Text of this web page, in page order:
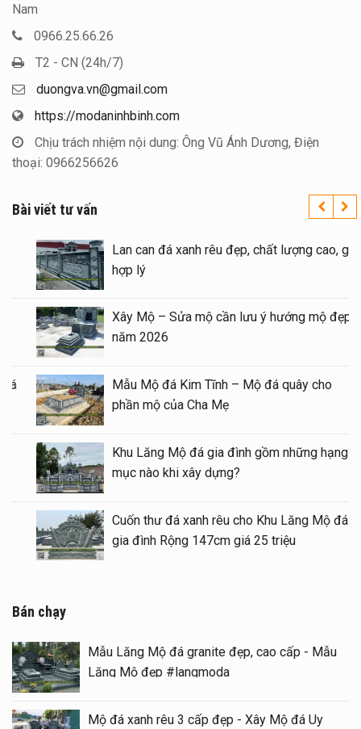
Nam
0966.25.66.26
T2 - CN (24h/7)
duongva.vn@gmail.com
https://modaninhbinh.com
Chịu trách nhiệm nội dung: Ông Vũ Ánh Dương, Điện
thoại: 0966256626
Bài viết tư vấn
giá xây Mộ đá đôi 1 mái đẹp tại Ninh
cuối năm 2026
nghiệm xây Mộ – sửa Mộ bằng Mẫu
đá đẹp, chất lượng
Lăng thờ đá 1 mái đẹp – Long đình đá
Lầu thờ đá (Gian thờ đá) tại khu Lăng
gia tộc
granite đẹp – hiện đại tại Ninh Bình
Lan
Xây
Khu
Bán chạy
Mẫu Lăng Mộ đá granite đẹp, cao cấp - Mẫu
Lăng Mộ đẹp #langmoda
Mộ đá xanh rêu 3 cấp đẹp - Xây Mộ đá Uy